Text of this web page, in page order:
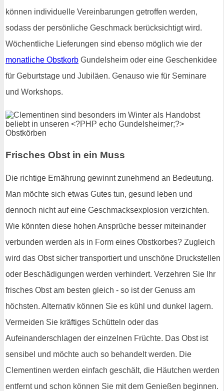
können individuelle Vereinbarungen getroffen werden,
sodass der persönliche Geschmack berücksichtigt wird.
Wöchentliche Lieferungen sind ebenso möglich wie der
monatliche Obstkorb Gundelsheim oder eine Geschenkidee
für Geburtstage und Jubiläen. Genauso wie für Seminare
und Workshops.
Frisches Obst in ein Muss
Die richtige Ernährung gewinnt zunehmend an Bedeutung.
Man möchte sich etwas Gutes tun, gesund leben und
dennoch nicht auf eine Geschmacksexplosion verzichten.
Wie könnten diese hohen Ansprüche besser miteinander
verbunden werden als in Form eines Obstkorbes? Zugleich
wird das Obst sicher transportiert und unschöne Druckstellen
oder Beschädigungen werden verhindert. Verzehren Sie Ihr
frisches Obst am besten gleich - so ist der Genuss am
höchsten. Alternativ können Sie es kühl und dunkel lagern.
Vermeiden Sie kräftiges Schütteln oder das
Aufeinanderschlagen der einzelnen Früchte. Das Obst ist
sensibel und möchte auch so behandelt werden. Die
Clementinen werden einfach geschält, die Häutchen werden
entfernt und schon können Sie mit dem Genießen beginnen.